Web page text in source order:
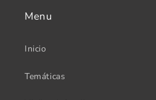
Menu
Inicio
Temáticas